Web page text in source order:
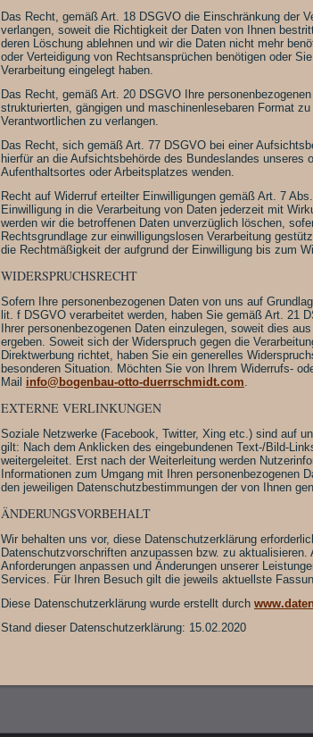
Das Recht, gemäß Art. 18 DSGVO die Einschränkung der
verlangen, soweit die Richtigkeit der Daten von Ihnen
deren Löschung ablehnen und wir die Daten nicht mehr
oder Verteidigung von Rechtsansprüchen benötigen oder
Verarbeitung eingelegt haben.
Das Recht, gemäß Art. 20 DSGVO Ihre
strukturierten, gängigen und maschinenlesebaren Format
Verantwortlichen zu verlangen.
Das Recht, sich gemäß Art. 77 DSGVO bei einer
hierfür an die Aufsichtsbehörde des Bundeslandes
Aufenthaltsortes oder Arbeitsplatzes wenden.
Recht auf Widerruf erteilter Einwilligungen gemäß Art. 7
Einwilligung in die Verarbeitung von Daten jederzeit mit
werden wir die betroffenen Daten unverzüglich löschen,
Rechtsgrundlage zur einwilligungslosen Verarbeitung
die Rechtmäßigkeit der aufgrund der Einwilligung bis zum
WIDERSPRUCHSRECHT
Sofern Ihre personenbezogenen Daten von uns auf
lit. f DSGVO verarbeitet werden, haben Sie gemäß Art. 21
Ihrer personenbezogenen Daten einzulegen, soweit dies
ergeben. Soweit sich der Widerspruch gegen die
Direktwerbung richtet, haben Sie ein generelles
besonderen Situation. Möchten Sie von Ihrem Widerrufs-
Mail info@bogenbau-otto-duerrschmidt.com
EXTERNE VERLINKUNGEN
Soziale Netzwerke (Facebook, Twitter, Xing etc.) sind auf
gilt: Nach dem Anklicken des eingebundenen Text-/Bild-
weitergeleitet. Erst nach der Weiterleitung werden
Informationen zum Umgang mit Ihren personenbezogenen
den jeweiligen Datenschutzbestimmungen der von Ihnen
ÄNDERUNGSVORBEHALT
Wir behalten uns vor, diese Datenschutzerklärung
Datenschutzvorschriften anzupassen bzw. zu
Anforderungen anpassen und Änderungen unserer
Services. Für Ihren Besuch gilt die jeweils aktuellste
Diese Datenschutzerklärung wurde erstellt durch
Stand dieser Datenschutzerklärung: 15.02.2020